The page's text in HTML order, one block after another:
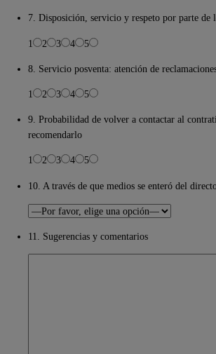
7. Disposición, servicio y respeto por parte de
1 2 3 4 5
8. Servicio posventa: atención de
1 2 3 4 5
9. Probabilidad de volver a contactar al
recomendarlo
1 2 3 4 5
10. A través de que medios se enteró del
11. Sugerencias y comentarios